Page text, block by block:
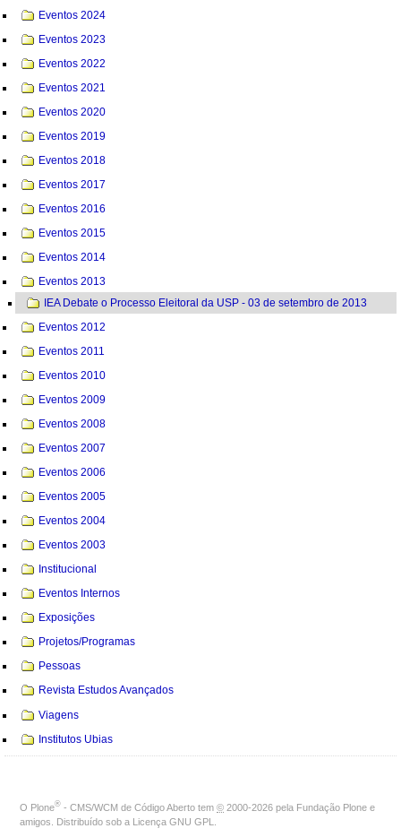
Eventos 2024
Eventos 2023
Eventos 2022
Eventos 2021
Eventos 2020
Eventos 2019
Eventos 2018
Eventos 2017
Eventos 2016
Eventos 2015
Eventos 2014
Eventos 2013
IEA Debate o Processo Eleitoral da USP - 03 de setembro de 2013
Eventos 2012
Eventos 2011
Eventos 2010
Eventos 2009
Eventos 2008
Eventos 2007
Eventos 2006
Eventos 2005
Eventos 2004
Eventos 2003
Institucional
Eventos Internos
Exposições
Projetos/Programas
Pessoas
Revista Estudos Avançados
Viagens
Institutos Ubias
O Plone® - CMS/WCM de Código Aberto tem © 2000-2026 pela Fundação Plone e
amigos. Distribuído sob a Licença GNU GPL